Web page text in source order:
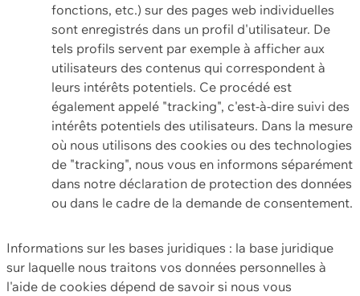
fonctions, etc.) sur des pages web individuelles
sont enregistrés dans un profil d'utilisateur. De
tels profils servent par exemple à afficher aux
utilisateurs des contenus qui correspondent à
leurs intérêts potentiels. Ce procédé est
également appelé "tracking", c'est-à-dire suivi des
intérêts potentiels des utilisateurs. Dans la mesure
où nous utilisons des cookies ou des technologies
de "tracking", nous vous en informons séparément
dans notre déclaration de protection des données
ou dans le cadre de la demande de consentement.
Informations sur les bases juridiques : la base juridique
sur laquelle nous traitons vos données personnelles à
l'aide de cookies dépend de savoir si nous vous